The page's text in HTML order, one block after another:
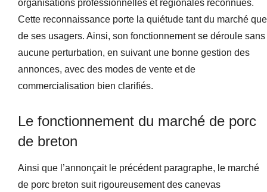
organisations professionnelles et régionales reconnues.
Cette reconnaissance porte la quiétude tant du marché que
de ses usagers. Ainsi, son fonctionnement se déroule sans
aucune perturbation, en suivant une bonne gestion des
annonces, avec des modes de vente et de
commercialisation bien clarifiés.
Le fonctionnement du marché de porc
de breton
Ainsi que l’annonçait le précédent paragraphe, le marché
de porc breton suit rigoureusement des canevas